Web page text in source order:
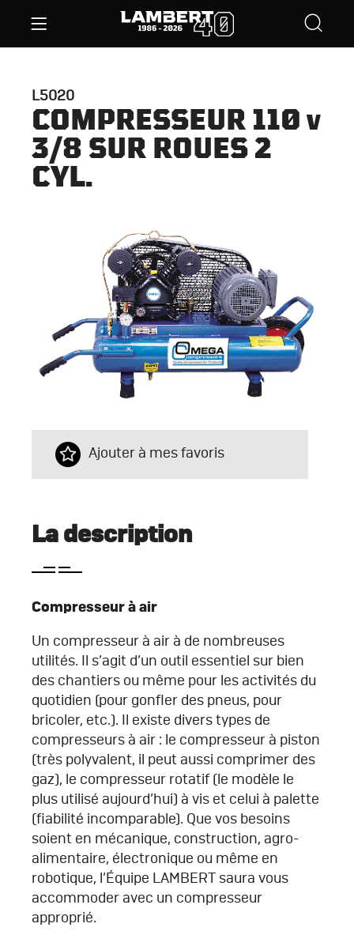
L5020
COMPRESSEUR 110 v
3/8 SUR ROUES 2
CYL.
Ajouter à mes favoris
La description
Compresseur à air
Un compresseur à air à de nombreuses
utilités. Il s’agit d’un outil essentiel sur bien
des chantiers ou même pour les activités du
quotidien (pour gonfler des pneus, pour
bricoler, etc.). Il existe divers types de
compresseurs à air : le compresseur à piston
(très polyvalent, il peut aussi comprimer des
gaz), le compresseur rotatif (le modèle le
plus utilisé aujourd’hui) à vis et celui à palette
(fiabilité incomparable). Que vos besoins
soient en mécanique, construction, agro-
alimentaire, électronique ou même en
robotique, l’Équipe LAMBERT saura vous
accommoder avec un compresseur
approprié.